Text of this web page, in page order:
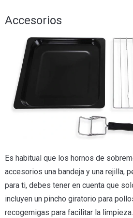
Accesorios
Es habitual que los hornos de
accesorios una bandeja y una rejilla,
para ti, debes tener en cuenta que
incluyen un pincho giratorio para
recogemigas para facilitar la limpieza.